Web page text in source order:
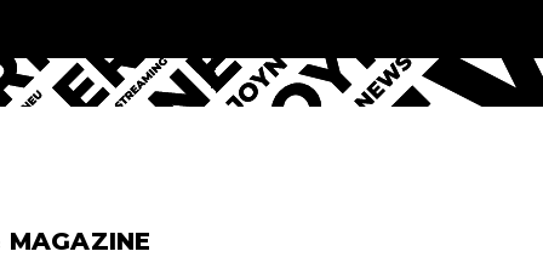
MAGAZINE